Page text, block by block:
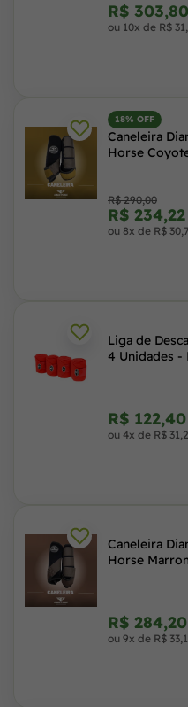
R$ 303,80
ou 10x de R$
18% OFF
Caneleira
Horse
R$ 290,00
R$ 234,22
ou 8x de R$
Liga de
4 Unidades -
R$ 122,40
ou 4x de R$
Caneleira
Horse
R$ 284,20
ou 9x de R$